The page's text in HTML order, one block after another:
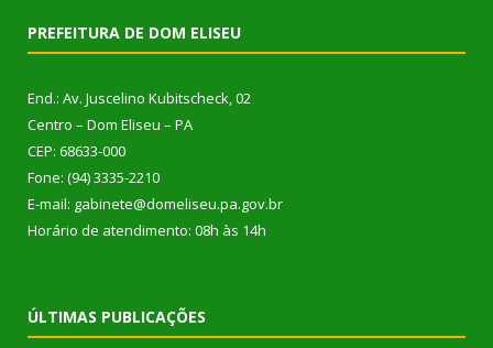
PREFEITURA DE DOM ELISEU
End.: Av. Juscelino Kubitscheck, 02
Centro – Dom Eliseu – PA
CEP: 68633-000
Fone: (94) 3335-2210
E-mail: gabinete@domeliseu.pa.gov.br
Horário de atendimento: 08h às 14h
ÚLTIMAS PUBLICAÇÕES